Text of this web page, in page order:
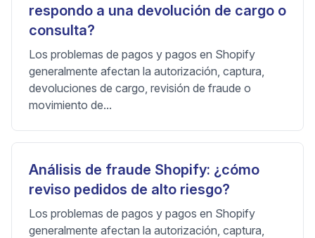
respondo a una devolución de cargo o
consulta?
Los problemas de pagos y pagos en Shopify
generalmente afectan la autorización, captura,
devoluciones de cargo, revisión de fraude o
movimiento de...
Análisis de fraude Shopify: ¿cómo
reviso pedidos de alto riesgo?
Los problemas de pagos y pagos en Shopify
generalmente afectan la autorización, captura,